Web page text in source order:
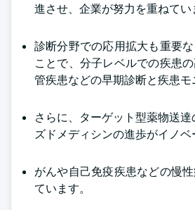
進させ、企業が努力を重ねてい
診断分野での応用拡大も重要
ことで、分子レベルでの疾患
管疾患などの早期診断と疾患モ
さらに、ターゲット型薬物送
ズドメディシンの進歩がイノ
がんや自己免疫疾患などの慢
ています。